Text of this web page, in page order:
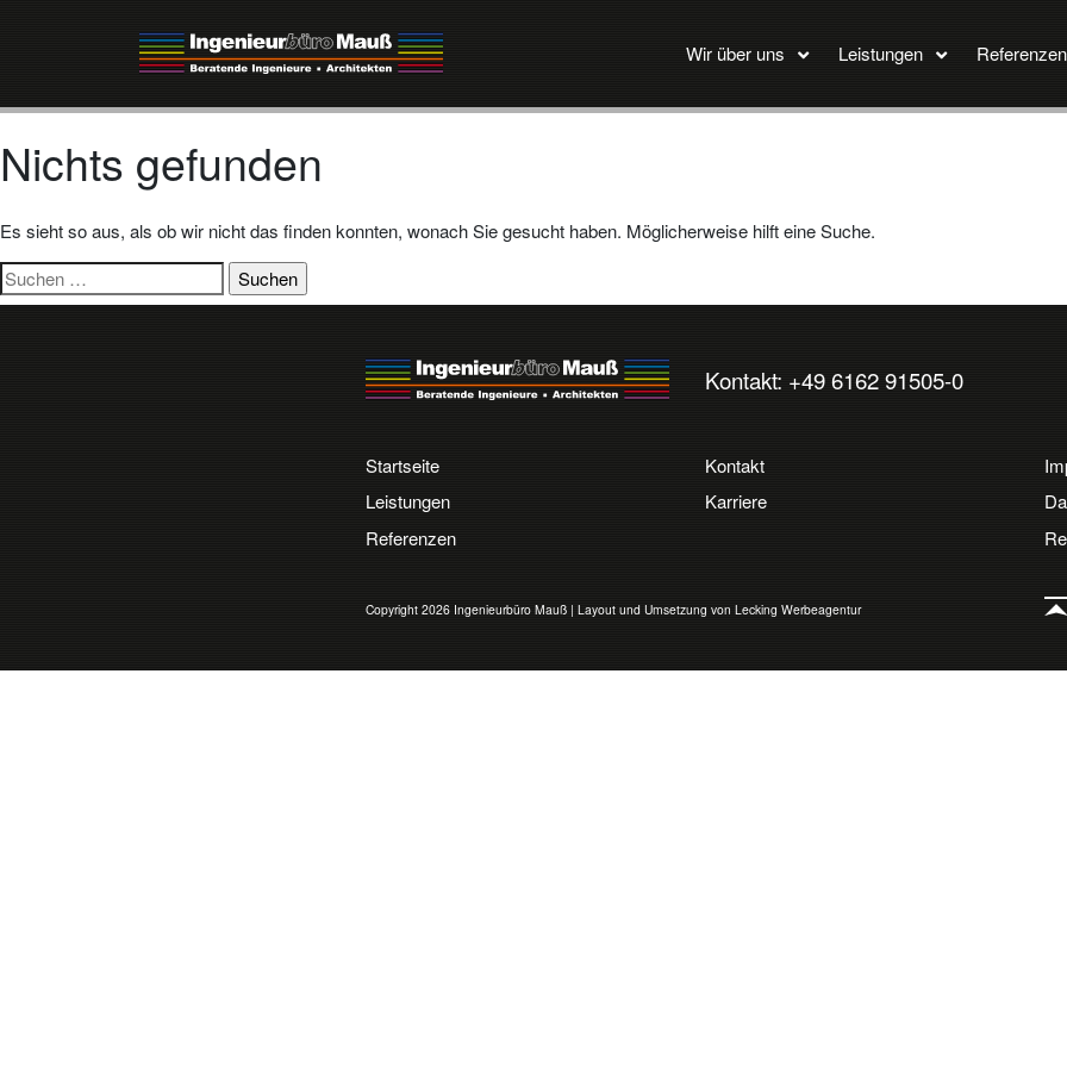
Wir über uns Leistungen Referenzen
Nichts gefunden
Es sieht so aus, als ob wir nicht das finden konnten, wonach Sie gesucht haben. Möglicherweise hilft eine Suche.
Suchen
nach:
Kontakt: +49 6162 91505-0
Startseite
Leistungen
Referenzen
Kontakt
Karriere
Copyright 2026 Ingenieurbüro Mauß | Layout und Umsetzung von Lecking Werbeagentur